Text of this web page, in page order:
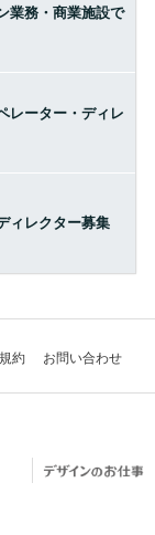
業務・商業施設で
レーター・ディレ
ィレクター募集
約 お問い合わせ